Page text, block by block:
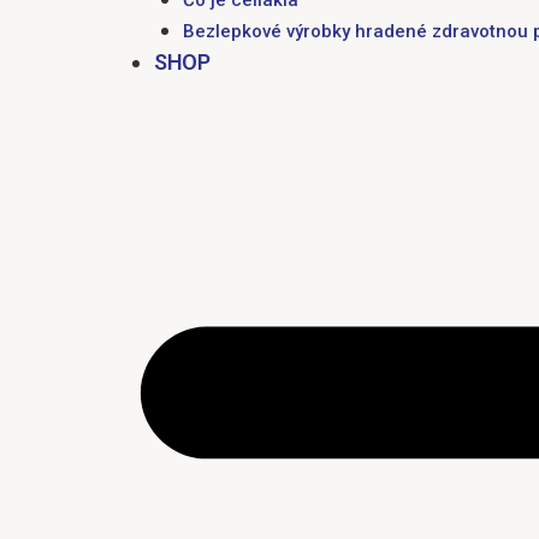
Bezlepkové výrobky hradené zdravotnou
SHOP